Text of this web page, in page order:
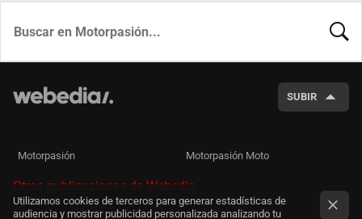
SUBIR
Motorpasión Motorpasión Moto
Otras publicaciones de Webedia
Utilizamos cookies de terceros para generar estadísticas de
audiencia y mostrar publicidad personalizada analizando tu